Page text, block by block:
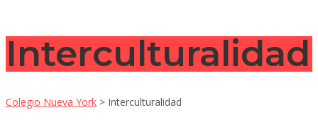
Interculturalidad
Colegio Nueva York > Interculturalidad